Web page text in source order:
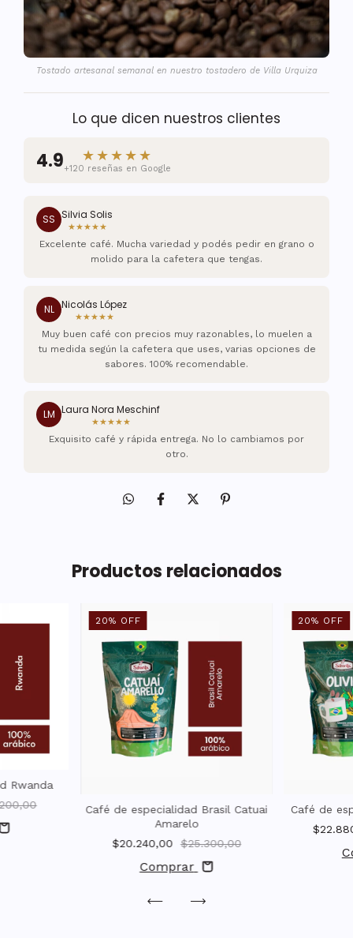
Tostado artesanal semanal en nuestro tostadero de Villa Urquiza
Lo que dicen nuestros clientes
4.9 ★★★★★
+120 reseñas en Google
SS Silvia Solis
★★★★★
Excelente café. Mucha variedad y podés pedir en grano o
molido para la cafetera que tengas.
NL Nicolás López
★★★★★
Muy buen café con precios muy razonables, lo muelen a
tu medida según la cafetera que uses, varias opciones de
sabores. 100% recomendable.
LM Laura Nora Meschinf
★★★★★
Exquisito café y rápida entrega. No lo cambiamos por
otro.
Productos relacionados
Rwanda
20% OFF
Café de especialidad Brasil Catuai
Amarelo
$20.240,00
$25.300,00
Comprar
20% OFF
Café de